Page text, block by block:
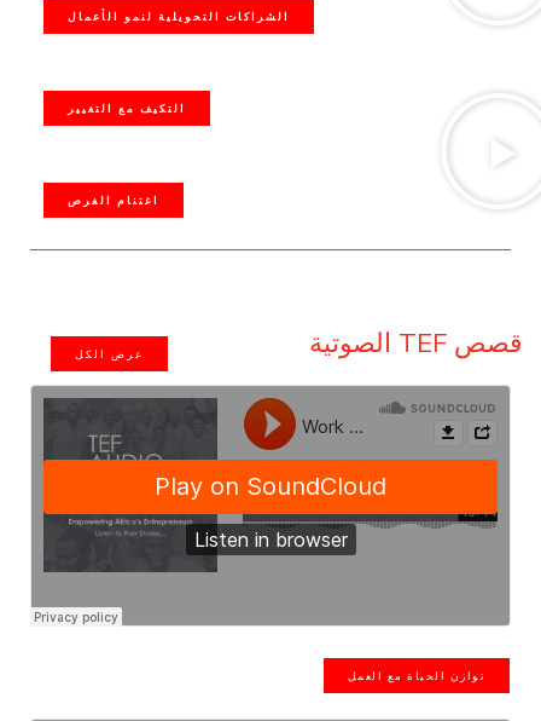
الشراكات التحويلية لنمو الأعمال
التكيف مع التغيير
اغتنام الفرص
قصص TEF الصوتية عرض الكل
توازن الحياة مع العمل